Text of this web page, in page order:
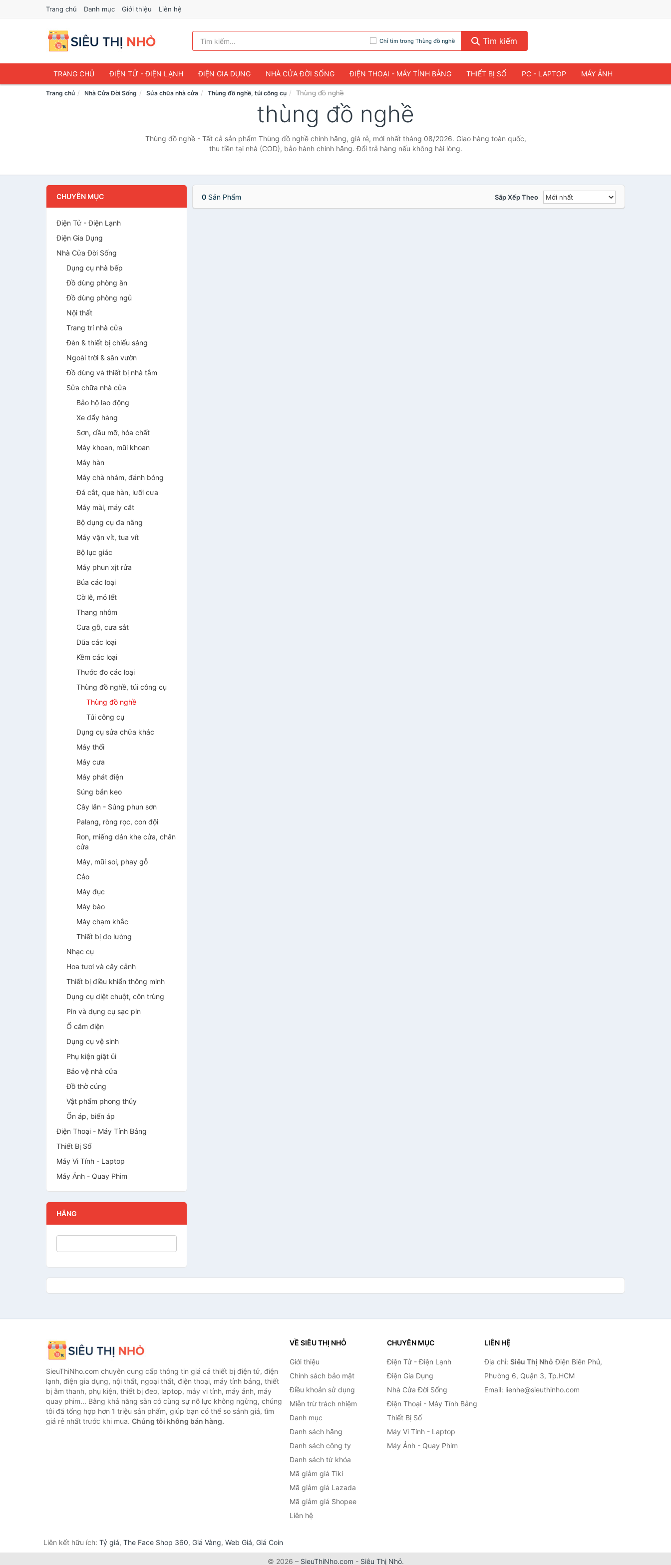
Trang chủ Danh mục Giới thiệu Liên hệ
Chỉ tìm trong Thùng đồ nghề Tìm kiếm
TRANG CHỦ ĐIỆN TỬ - ĐIỆN LẠNH ĐIỆN GIA DỤNG NHÀ CỬA ĐỜI SỐNG ĐIỆN THOẠI - MÁY TÍNH BẢNG THIẾT BỊ SỐ PC - LAPTOP MÁY ẢNH
Trang chủ Nhà Cửa Đời Sống Sửa chữa nhà cửa Thùng đồ nghề, túi công cụ Thùng đồ nghề
thùng đồ nghề
Thùng đồ nghề - Tất cả sản phẩm Thùng đồ nghề chính hãng, giá rẻ, mới nhất tháng 08/2026. Giao hàng toàn quốc,
thu tiền tại nhà (COD), bảo hành chính hãng. Đổi trả hàng nếu không hài lòng.
CHUYÊN MỤC
Điện Tử - Điện Lạnh
Điện Gia Dụng
Nhà Cửa Đời Sống
Dụng cụ nhà bếp
Đồ dùng phòng ăn
Đồ dùng phòng ngủ
Nội thất
Trang trí nhà cửa
Đèn & thiết bị chiếu sáng
Ngoài trời & sân vườn
Đồ dùng và thiết bị nhà tắm
Sửa chữa nhà cửa
Bảo hộ lao động
Xe đẩy hàng
Sơn, dầu mỡ, hóa chất
Máy khoan, mũi khoan
Máy hàn
Máy chà nhám, đánh bóng
Đá cắt, que hàn, lưỡi cưa
Máy mài, máy cắt
Bộ dụng cụ đa năng
Máy vặn vít, tua vít
Bộ lục giác
Máy phun xịt rửa
Búa các loại
Cờ lê, mỏ lết
Thang nhôm
Cưa gỗ, cưa sắt
Dũa các loại
Kềm các loại
Thước đo các loại
Thùng đồ nghề, túi công cụ
Thùng đồ nghề
Túi công cụ
Dụng cụ sửa chữa khác
Máy thổi
Máy cưa
Máy phát điện
Súng bắn keo
Cây lăn - Súng phun sơn
Palang, ròng rọc, con đội
Ron, miếng dán khe cửa, chân
cửa
Máy, mũi soi, phay gỗ
Cảo
Máy đục
Máy bào
Máy chạm khắc
Thiết bị đo lường
Nhạc cụ
Hoa tươi và cây cảnh
Thiết bị điều khiển thông minh
Dụng cụ diệt chuột, côn trùng
Pin và dụng cụ sạc pin
Ổ cắm điện
Dụng cụ vệ sinh
Phụ kiện giặt ủi
Bảo vệ nhà cửa
Đồ thờ cúng
Vật phẩm phong thủy
Ổn áp, biến áp
Điện Thoại - Máy Tính Bảng
Thiết Bị Số
Máy Vi Tính - Laptop
Máy Ảnh - Quay Phim
HÃNG
0Sản Phẩm Sắp Xếp Theo
SieuThiNho.com chuyên cung cấp thông tin giá cả thiết bị điện tử, điện
lạnh, điện gia dụng, nội thất, ngoại thất, điện thoại, máy tính bảng, thiết
bị âm thanh, phụ kiện, thiết bị đeo, laptop, máy vi tính, máy ảnh, máy
quay phim... Bằng khả năng sẵn có cùng sự nỗ lực không ngừng, chúng
tôi đã tổng hợp hơn 1 triệu sản phẩm, giúp bạn có thể so sánh giá, tìm
giá rẻ nhất trước khi mua. Chúng tôi không bán hàng.
VỀ SIÊU THỊ NHỎ
Giới thiệu
Chính sách bảo mật
Điều khoản sử dụng
Miễn trừ trách nhiệm
Danh mục
Danh sách hãng
Danh sách công ty
Danh sách từ khóa
Mã giảm giá Tiki
Mã giảm giá Lazada
Mã giảm giá Shopee
Liên hệ
CHUYÊN MỤC
Điện Tử - Điện Lạnh
Điện Gia Dụng
Nhà Cửa Đời Sống
Điện Thoại - Máy Tính Bảng
Thiết Bị Số
Máy Vi Tính - Laptop
Máy Ảnh - Quay Phim
LIÊN HỆ
Địa chỉ: Siêu Thị Nhỏ Điện Biên Phủ,
Phường 6, Quận 3, Tp.HCM
Email: lienhe@sieuthinho.com
Liên kết hữu ích: Tỷ giá, The Face Shop 360, Giá Vàng, Web Giá, Giá Coin
© 2026 – SieuThiNho.com - Siêu Thị Nhỏ.